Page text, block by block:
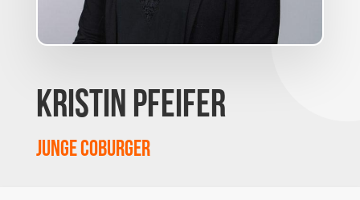
Kristin Pfeifer
JUnge COburger